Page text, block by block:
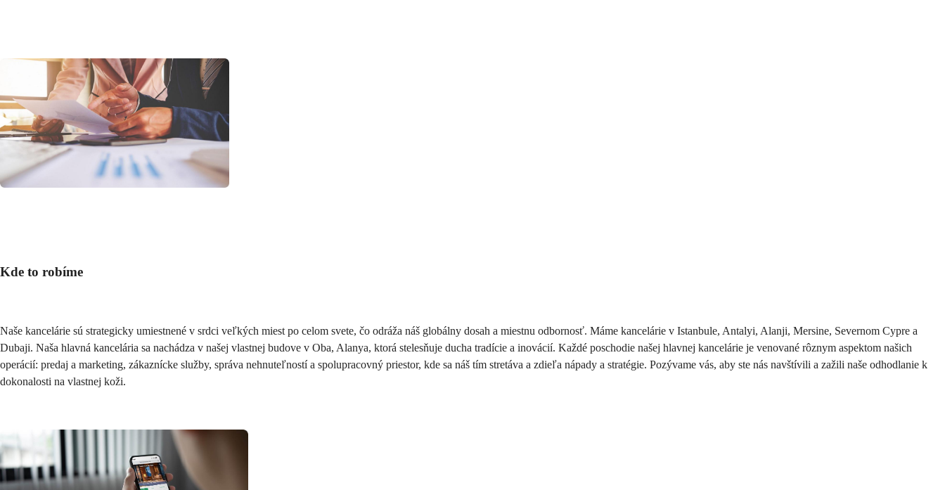
Kde to robíme
Naše kancelárie sú strategicky umiestnené v srdci veľkých miest po celom svete, čo odráža náš globálny dosah a miestnu odbornosť. Máme kancelárie v Istanbule, Antalyi, Alanji, Mersine, Severnom Cypre a
Dubaji. Naša hlavná kancelária sa nachádza v našej vlastnej budove v Oba, Alanya, ktorá stelesňuje ducha tradície a inovácií. Každé poschodie našej hlavnej kancelárie je venované rôznym aspektom našich
operácií: predaj a marketing, zákaznícke služby, správa nehnuteľností a spolupracovný priestor, kde sa náš tím stretáva a zdieľa nápady a stratégie. Pozývame vás, aby ste nás navštívili a zažili naše odhodlanie k
dokonalosti na vlastnej koži.